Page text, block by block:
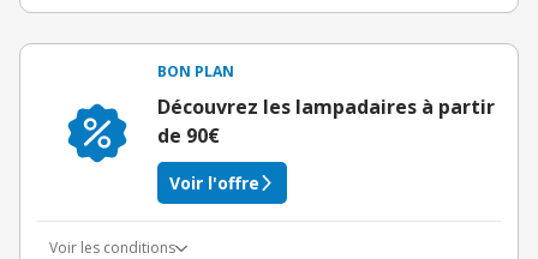
BON PLAN
Découvrez les lampadaires à partir
de 90€
Voir l'offre
Voir les conditions